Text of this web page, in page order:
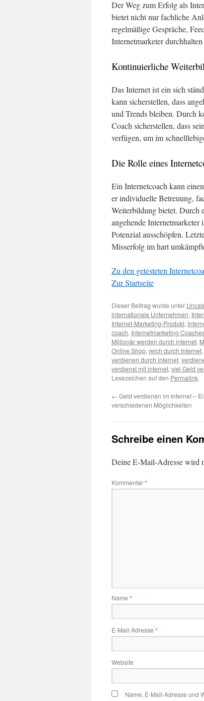
Der Weg zum Erfolg als
bietet nicht nur fachliche
regelmäßige Gespräche,
Internetmarketer
Kontinuierliche
Das Internet ist ein sich
kann sicherstellen, dass
und Trends bleiben. Durch
Coach sicherstellen, dass
verfügen, um im
Die Rolle eines
Ein Internetcoach kann
er individuelle Betreuung,
Weiterbildung bietet. Durch
angehende
Potenzial ausschöpfen.
Misserfolg im hart
Zu den getesteten
Zur Startseite
Dieser Beitrag wurde unter
internationale Unternehmen,
Internet-Marketing-Produkt,
coach, Internetmarketing
Millionär werden durch internet,
Online Shop, reich durch Internet,
verdienen durch internet,
verdienst mit internet, viel Geld
Lesezeichen auf den Permalink.
← Geld verdienen im Internet –
verschiedenen Möglichkeiten
Schreibe einen
Deine E-Mail-Adresse wird
Kommentar*
Name *
E-Mail-Adresse *
Website
Name, E-Mail-Adresse und